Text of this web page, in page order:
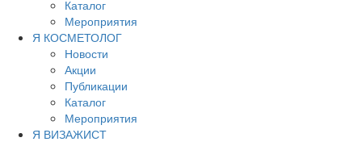
Каталог
Мероприятия
Я КОСМЕТОЛОГ
Новости
Акции
Публикации
Каталог
Мероприятия
Я ВИЗАЖИСТ